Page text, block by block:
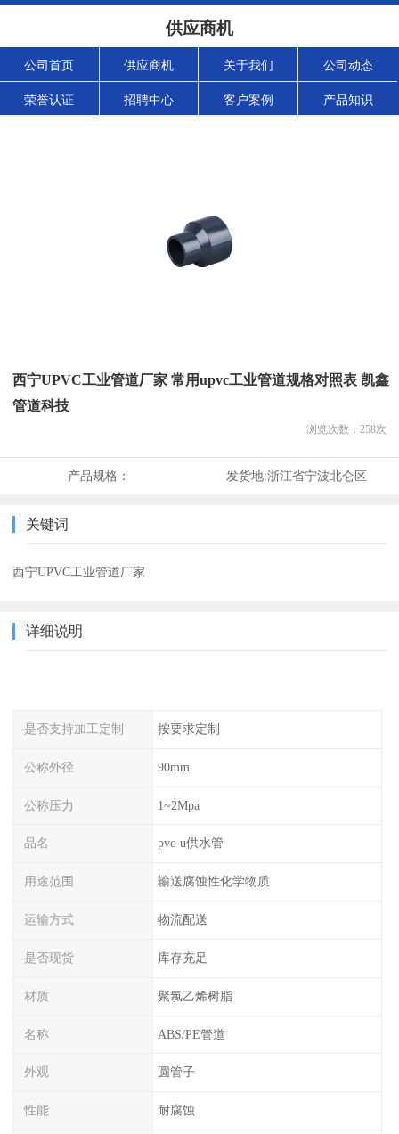
供应商机
公司首页 供应商机 关于我们 公司动态
荣誉认证 招聘中心 客户案例 产品知识
西宁UPVC工业管道厂家 常用upvc工业管道规格对照表 凯鑫
管道科技
浏览次数： 258次
产品规格： 发货地:浙江省宁波北仑区
关键词
西宁UPVC工业管道厂家
详细说明
是否支持加工定制 按要求定制
公称外径 90mm
公称压力 1~2Mpa
品名 pvc-u供水管
用途范围 输送腐蚀性化学物质
运输方式 物流配送
是否现货 库存充足
材质 聚氯乙烯树脂
名称 ABS/PE管道
外观 圆管子
性能 耐腐蚀